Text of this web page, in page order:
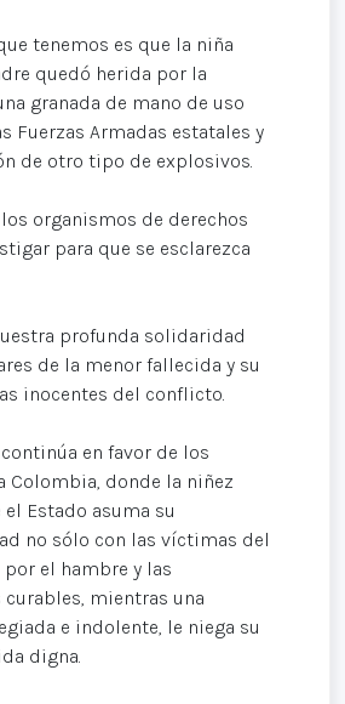
tenemos es que la niña
quedó herida por la
granada de mano de uso
Fuerzas Armadas estatales y
de otro tipo de explosivos.
organismos de derechos
para que se esclarezca
profunda solidaridad
de la menor fallecida y su
inocentes del conflicto.
en favor de los
Colombia, donde la niñez
Estado asuma su
no sólo con las víctimas del
el hambre y las
curables, mientras una
e indolente, le niega su
digna.